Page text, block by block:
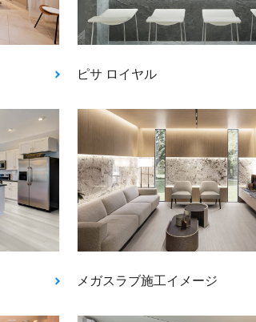
ピサ ロイヤル
メガスラブ施工イメージ